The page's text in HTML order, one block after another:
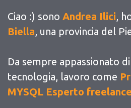
Ciao :) sono Andrea Ilici,
Biella, una provincia del
Da sempre appassionato
tecnologia, lavoro come
MYSQL Esperto freelance